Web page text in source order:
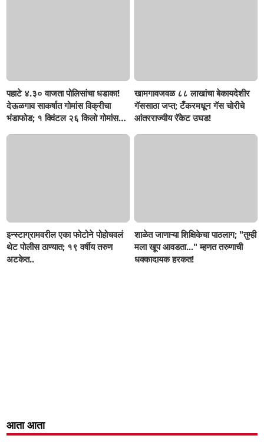
पहाटे ४.३० वाजता पोलिसांचा धडाका!
देऊळगाव साकर्षात गोमांस विक्रीचा
भंडाफोड; १ क्विंटल २६ किलो गोमांस
खामगावजवळ ८८ लाखांचा बेकायदेशीर
गॅससाठा जप्त; टँकरमधून गॅस चोरीचे
आंतरराज्यीय रॅकेट उघड!
इन्स्टाग्रामवरील एका फोटोने पोहोचवलं
थेट पोलीस ठाण्यात; १९ वर्षीय तरुण
अटकेत..
शाळेत जाणाऱ्या शिक्षिकेचा पाठलाग; "तुम्ही
मला खूप आवडता..." म्हणत तरुणाची
धक्कादायक हरकत!
आता आता